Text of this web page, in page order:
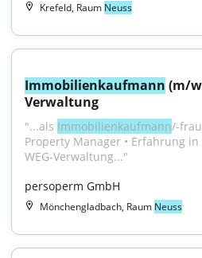
Krefeld, Raum Neuss
Immobilienkaufmann (m/
Verwaltung
"...als Immobilienkaufmann/-
Property Manager • Erfahrung
WEG-Verwaltung..."
persoperm GmbH
Mönchengladbach, Raum Neuss